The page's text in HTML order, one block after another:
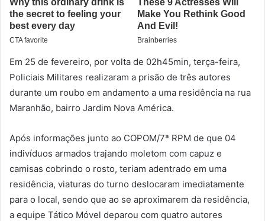
Em 25 de fevereiro, por volta de 02h45min, terça-feira,
Policiais Militares realizaram a prisão de três autores
durante um roubo em andamento a uma residência na rua
Maranhão, bairro Jardim Nova América.
Após informações junto ao COPOM/7ª RPM de que 04
indivíduos armados trajando moletom com capuz e
camisas cobrindo o rosto, teriam adentrado em uma
residência, viaturas do turno deslocaram imediatamente
para o local, sendo que ao se aproximarem da residência,
a equipe Tático Móvel deparou com quatro autores